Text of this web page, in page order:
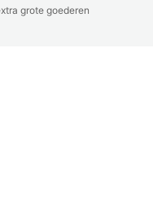
grote goederen